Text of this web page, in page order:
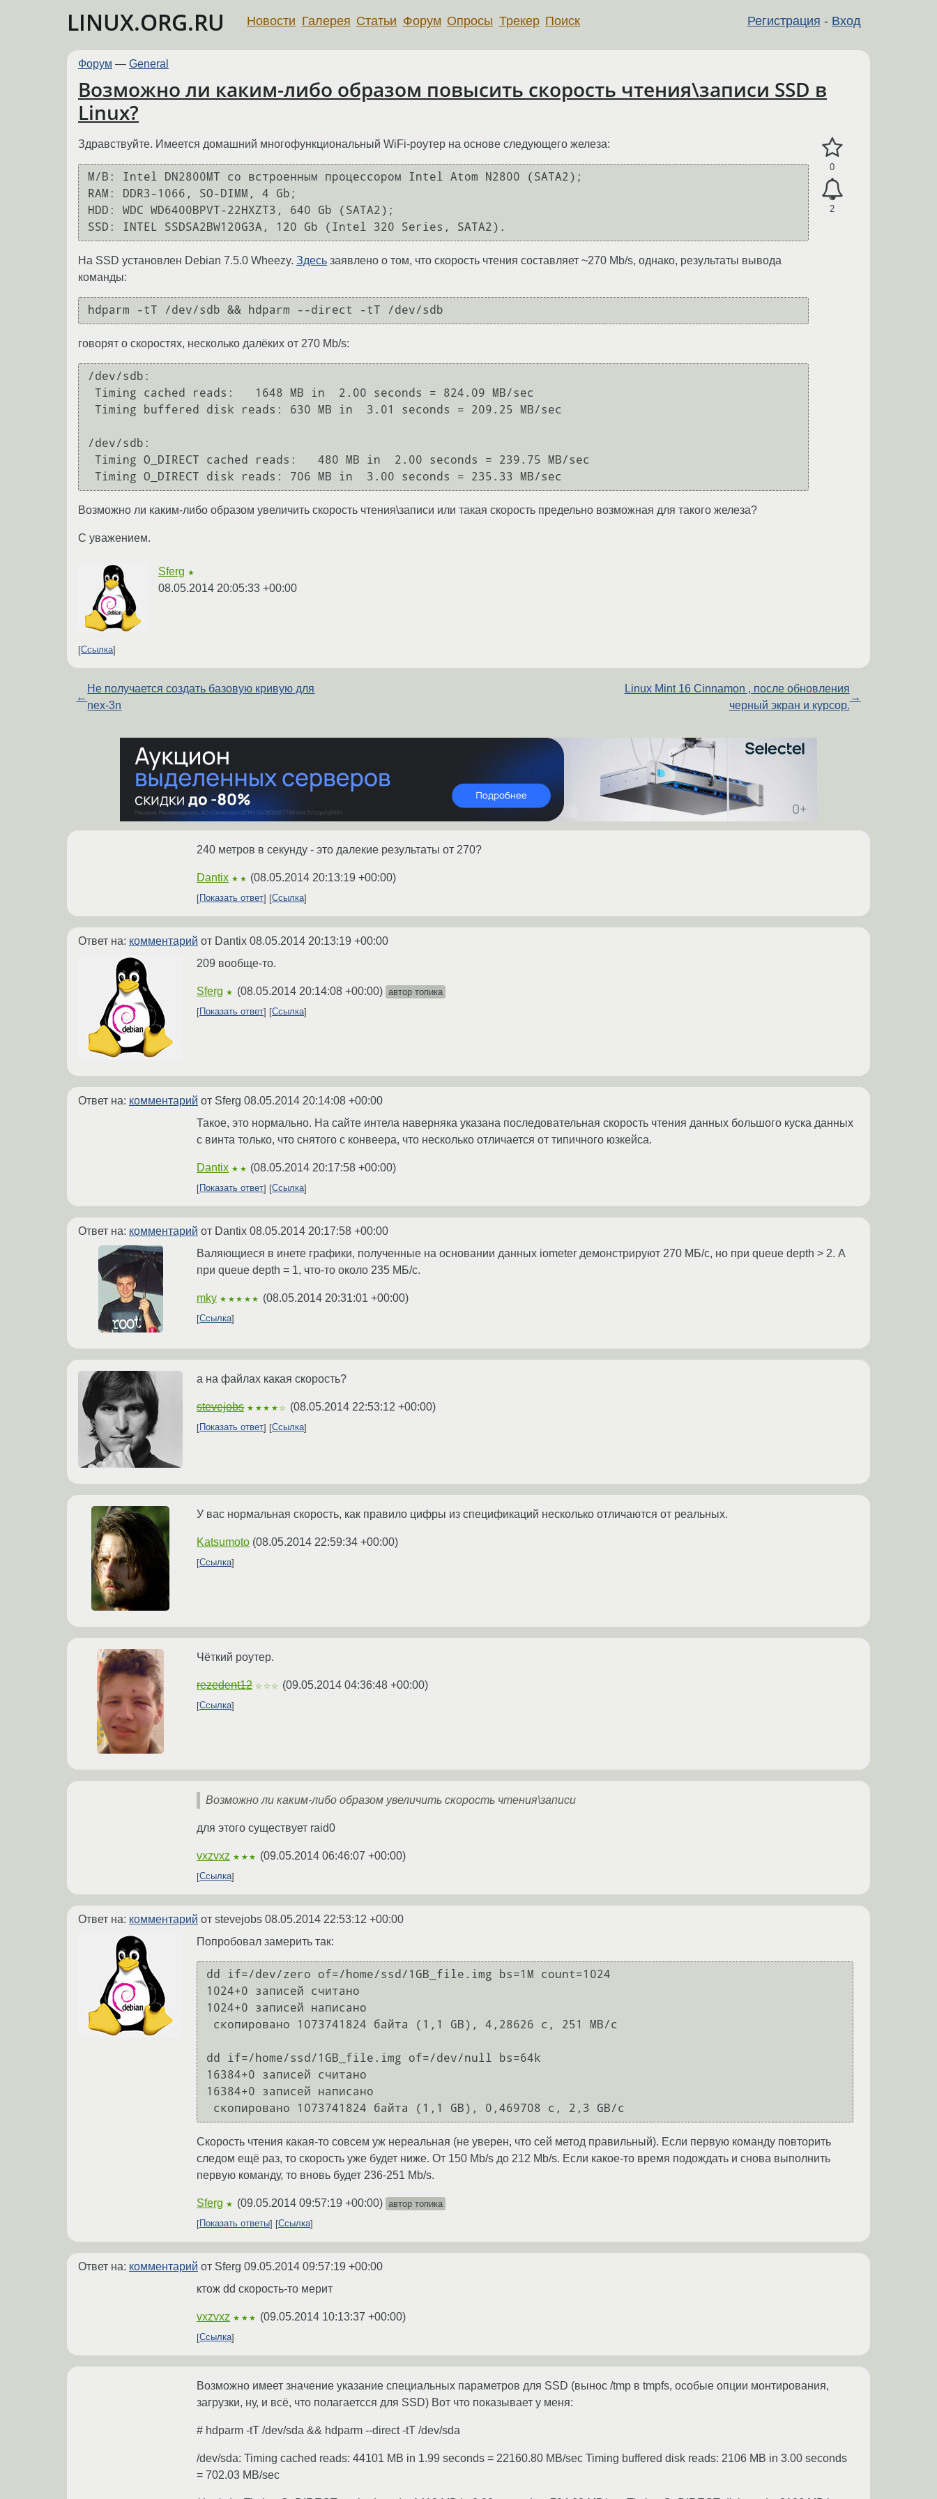
LINUX.ORG.RU Регистрация - Вход
Новости Галерея Статьи Форум Опросы Трекер Поиск
Форум — General
Возможно ли каким-либо образом повысить скорость чтения\записи SSD в
Linux?
0
2
Здравствуйте. Имеется домашний многофункциональный WiFi-роутер на основе следующего железа:
M/B: Intel DN2800MT со встроенным процессором Intel Atom N2800 (SATA2);
RAM: DDR3-1066, SO-DIMM, 4 Gb;
HDD: WDC WD6400BPVT-22HXZT3, 640 Gb (SATA2);
SSD: INTEL SSDSA2BW120G3A, 120 Gb (Intel 320 Series, SATA2).
На SSD установлен Debian 7.5.0 Wheezy. Здесь заявлено о том, что скорость чтения составляет ~270 Mb/s, однако, результаты вывода
команды:
hdparm -tT /dev/sdb && hdparm --direct -tT /dev/sdb
говорят о скоростях, несколько далёких от 270 Mb/s:
/dev/sdb:
/dev/sdb:
Timing O_DIRECT disk reads: 706 MB in  3.00 seconds = 235.33 MB/sec
Возможно ли каким-либо образом увеличить скорость чтения\записи или такая скорость предельно возможная для такого железа?
С уважением.
Sferg ★
08.05.2014 20:05:33 +00:00
Ссылка
←
Не получается создать базовую кривую для
nex-3n
Linux Mint 16 Cinnamon , после обновления
черный экран и курсор.
→
240 метров в секунду - это далекие результаты от 270?
Dantix ★★ (08.05.2014 20:13:19 +00:00)
Показать ответ Ссылка
Ответ на: комментарий от Dantix 08.05.2014 20:13:19 +00:00
209 вообще-то.
Sferg ★ (08.05.2014 20:14:08 +00:00) автор топика
Показать ответ
Ссылка
Ответ на: комментарий от Sferg 08.05.2014 20:14:08 +00:00
Такое, это нормально. На сайте интела наверняка указана последовательная скорость чтения данных большого куска данных
с винта только, что снятого с конвеера, что несколько отличается от типичного юзкейса.
Dantix ★★ (08.05.2014 20:17:58 +00:00)
Показать ответ Ссылка
Ответ на: комментарий от Dantix 08.05.2014 20:17:58 +00:00
Валяющиеся в инете графики, полученные на основании данных iometer демонстрируют 270 МБ/с, но при queue depth > 2. А
при queue depth = 1, что-то около 235 МБ/с.
mky ★★★★★ (08.05.2014 20:31:01 +00:00)
Ссылка
а на файлах какая скорость?
stevejobs ★★★★☆ (08.05.2014 22:53:12 +00:00)
Показать ответ Ссылка
У вас нормальная скорость, как правило цифры из спецификаций несколько отличаются от реальных.
Katsumoto (08.05.2014 22:59:34 +00:00)
Ссылка
Чёткий роутер.
rezedent12 ☆☆☆ (09.05.2014 04:36:48 +00:00)
Ссылка
Возможно ли каким-либо образом увеличить скорость чтения\записи
для этого существует raid0
vxzvxz ★★★ (09.05.2014 06:46:07 +00:00)
Ссылка
Ответ на: комментарий от stevejobs 08.05.2014 22:53:12 +00:00
Попробовал замерить так:
dd if=/dev/zero of=/home/ssd/1GB_file.img bs=1M count=1024
1024+0 записей считано
1024+0 записей написано
dd if=/home/ssd/1GB_file.img of=/dev/null bs=64k
16384+0 записей считано
16384+0 записей написано
скопировано 1073741824 байта (1,1 GB), 0,469708 c, 2,3 GB/c
Скорость чтения какая-то совсем уж нереальная (не уверен, что сей метод правильный). Если первую команду повторить
следом ещё раз, то скорость уже будет ниже. От 150 Mb/s до 212 Mb/s. Если какое-то время подождать и снова выполнить
первую команду, то вновь будет 236-251 Mb/s.
Sferg ★ (09.05.2014 09:57:19 +00:00) автор топика
Показать ответы
Ссылка
Ответ на: комментарий от Sferg 09.05.2014 09:57:19 +00:00
ктож dd скорость-то мерит
vxzvxz ★★★ (09.05.2014 10:13:37 +00:00)
Ссылка
Возможно имеет значение указание специальных параметров для SSD (вынос /tmp в tmpfs, особые опции монтирования,
загрузки, ну, и всё, что полагаетсся для SSD) Вот что показывает у меня:
# hdparm -tT /dev/sda && hdparm --direct -tT /dev/sda
/dev/sda: Timing cached reads: 44101 MB in 1.99 seconds = 22160.80 MB/sec Timing buffered disk reads: 2106 MB in 3.00 seconds
= 702.03 MB/sec